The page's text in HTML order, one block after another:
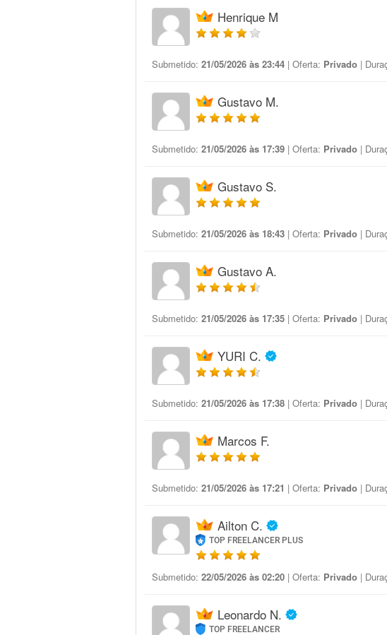
Henrique M
Submetido: 21/05/2026 às 23:44 | Oferta: Privado |
Gustavo M.
Submetido: 21/05/2026 às 17:39 | Oferta: Privado |
Gustavo S.
Submetido: 21/05/2026 às 18:43 | Oferta: Privado |
Gustavo A.
Submetido: 21/05/2026 às 17:35 | Oferta: Privado |
YURI C.
Submetido: 21/05/2026 às 17:38 | Oferta: Privado |
Marcos F.
Submetido: 21/05/2026 às 17:21 | Oferta: Privado |
Ailton C.
TOP FREELANCER PLUS
Submetido: 22/05/2026 às 02:20 | Oferta: Privado |
Leonardo N.
TOP FREELANCER